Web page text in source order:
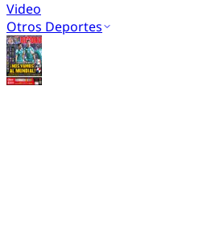
Video
Otros Deportes